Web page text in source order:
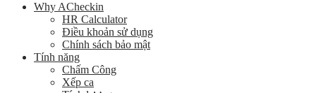
Why ACheckin
HR Calculator
Điều khoản sử dụng
Chính sách bảo mật
Tính năng
Chấm Công
Xếp ca